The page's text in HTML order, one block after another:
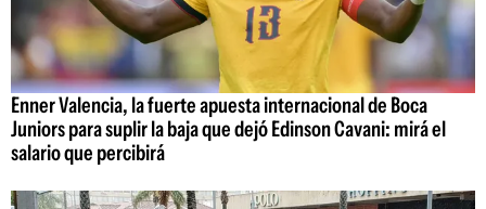
Enner Valencia, la fuerte apuesta internacional de Boca
Juniors para suplir la baja que dejó Edinson Cavani: mirá el
salario que percibirá